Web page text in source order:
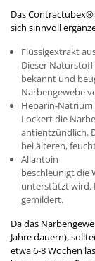
Das
sich sinnvoll
Flüssigextrakt
Dieser
bekannt und
Narbengewebe
Heparin-Natrium
Lockert die
antientzündlich.
bei älteren,
Allantoin
beschleunigt die
unterstützt wird.
gemildert.
Da das
Jahre dauern),
etwa 6-8 Wochen